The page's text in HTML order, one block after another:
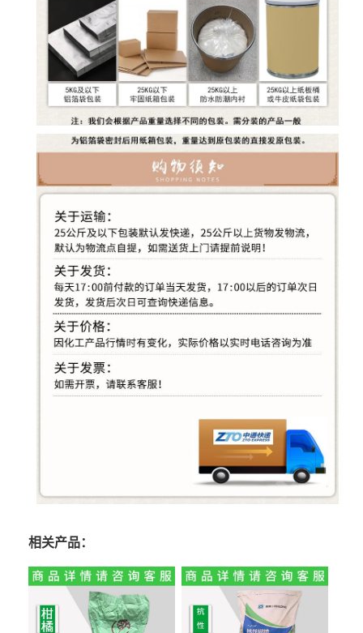
相关产品：